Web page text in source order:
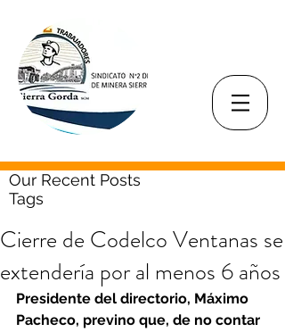
Our Recent Posts
Tags
Cierre de Codelco Ventanas se
extendería por al menos 6 años
Presidente del directorio, Máximo
Pacheco, previno que, de no contar